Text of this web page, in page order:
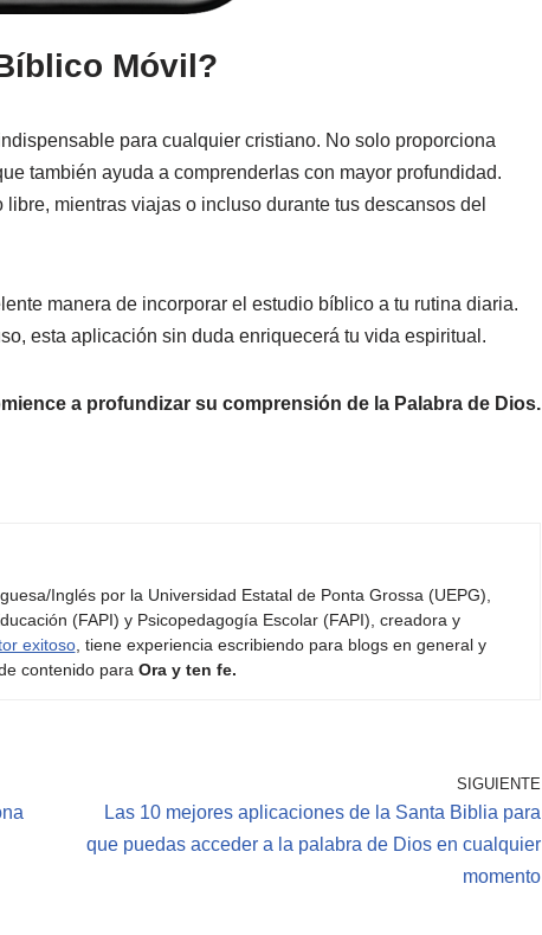
Móvil?
para cualquier cristiano. No solo proporciona
también ayuda a comprenderlas con mayor profundidad.
mientras viajas o incluso durante tus descansos del
manera de incorporar el estudio bíblico a tu rutina diaria.
esta aplicación sin duda enriquecerá tu vida espiritual.
a profundizar su comprensión de la Palabra de Dios.
Inglés por la Universidad Estatal de Ponta Grossa (UEPG),
(FAPI) y Psicopedagogía Escolar (FAPI), creadora y
exitoso, tiene experiencia escribiendo para blogs en general y
contenido para Ora y ten fe.
SIGUIENTE
Las 10 mejores aplicaciones de la Santa Biblia para
que puedas acceder a la palabra de Dios en cualquier
momento